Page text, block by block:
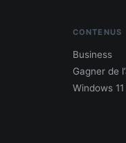
CONTENUS
Business
Gagner de
Windows 11